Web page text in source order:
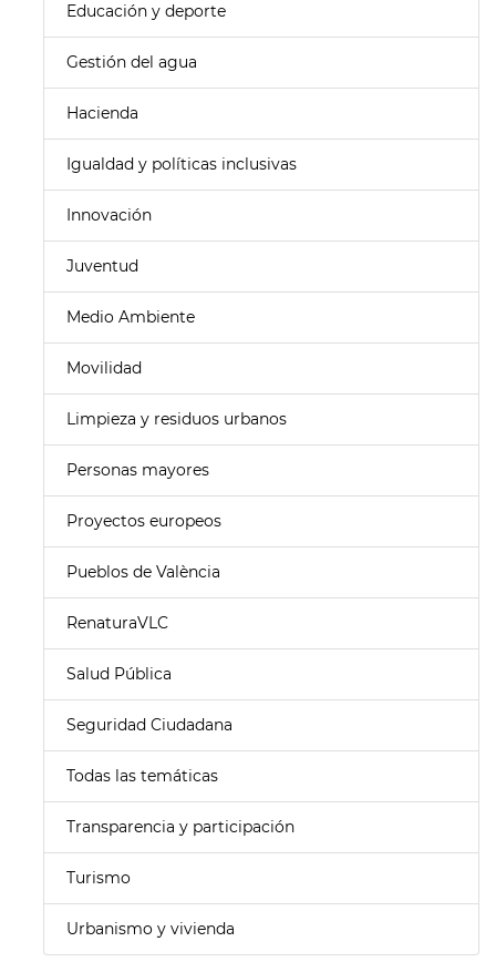
Educación y deporte
Gestión del agua
Hacienda
Igualdad y políticas inclusivas
Innovación
Juventud
Medio Ambiente
Movilidad
Limpieza y residuos urbanos
Personas mayores
Proyectos europeos
Pueblos de València
RenaturaVLC
Salud Pública
Seguridad Ciudadana
Todas las temáticas
Transparencia y participación
Turismo
Urbanismo y vivienda